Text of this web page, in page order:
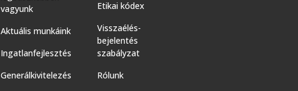
vagyunk
Aktuális munkáink
Ingatlanfejlesztés
Generálkivitelezés
Etikai kódex
Visszaélés-
bejelentés
szabályzat
Rólunk